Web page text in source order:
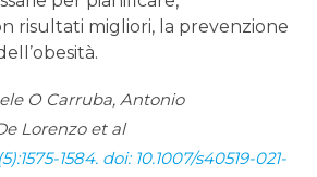
risultati migliori, la prevenzione
O Carruba, Antonio
Lorenzo et al
1584. doi: 10.1007/s40519-021-